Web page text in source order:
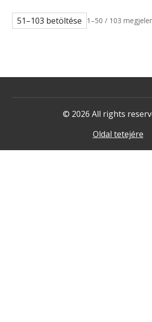
51–103 betöltése 1–50 / 103
© 2026 All rights
Oldal tetejére